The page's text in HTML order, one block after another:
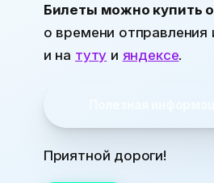
Билеты можно купить
о времени
и на туту и яндексе.
Приятной дороги!